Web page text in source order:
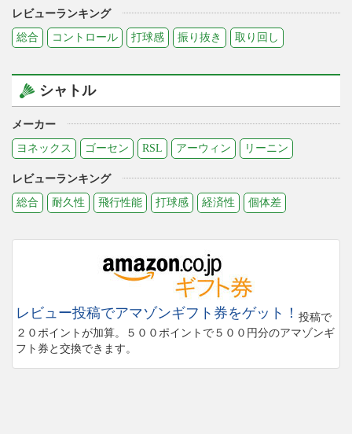
レビューランキング
総合
コントロール 打球感 振り抜き 取り回し
シャトル
メーカー
ヨネックス
ゴーセン RSL アーウィン リーニン
レビューランキング
総合
耐久性 飛行性能 打球感 経済性 個体差
レビュー投稿でアマゾンギフト券をゲット！ 投稿で
２０ポイントが加算。５００ポイントで５００円分のアマゾンギ
フト券と交換できます。